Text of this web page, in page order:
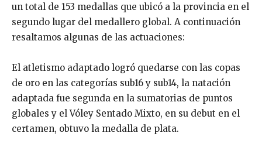
un total de 153 medallas que ubicó a la provincia en el
segundo lugar del medallero global. A continuación
resaltamos algunas de las actuaciones:
El atletismo adaptado logró quedarse con las copas
de oro en las categorías sub16 y sub14, la natación
adaptada fue segunda en la sumatorias de puntos
globales y el Vóley Sentado Mixto, en su debut en el
certamen, obtuvo la medalla de plata.